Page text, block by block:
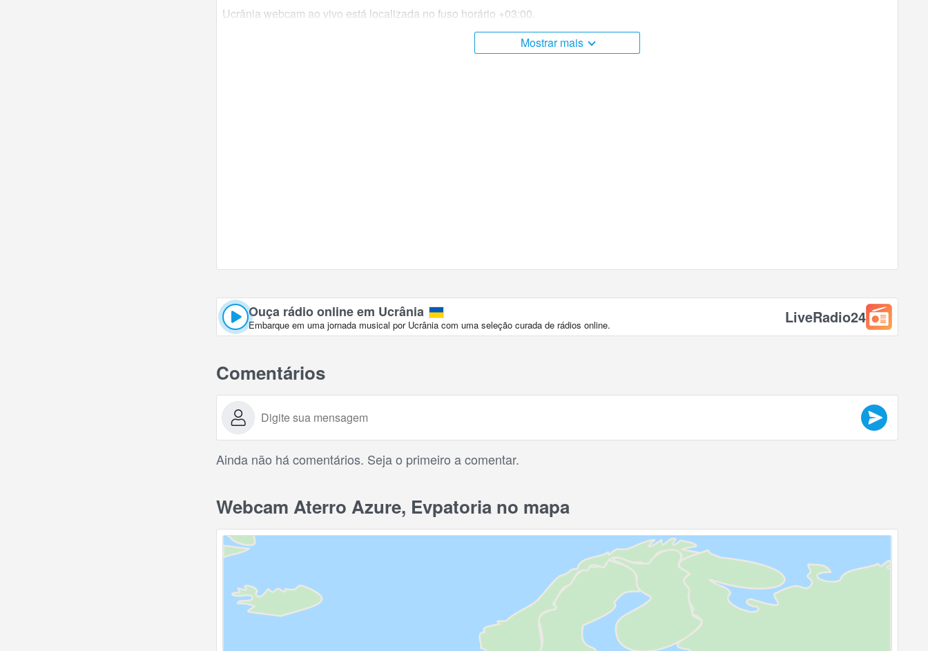
Ucrânia webcam ao vivo está localizada no fuso horário +03:00.
Mostrar mais
Ouça rádio online em Ucrânia
Embarque em uma jornada musical por Ucrânia com uma seleção curada de rádios online. LiveRadio24
Comentários
Ainda não há comentários. Seja o primeiro a comentar.
Webcam Aterro Azure, Evpatoria no mapa